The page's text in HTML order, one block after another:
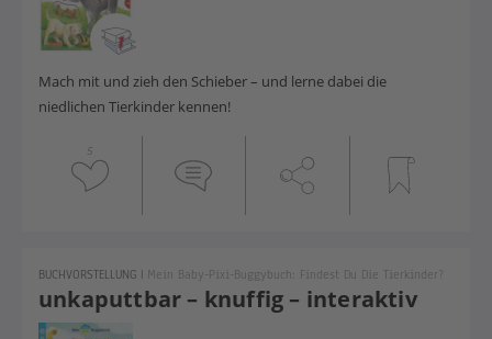
Mach mit und zieh den Schieber – und lerne dabei die
niedlichen Tierkinder kennen!
5
unkaputtbar – knuffig – interaktiv
BUCHVORSTELLUNG | Mein Baby-Pixi-Buggybuch: Findest Du Die Tierkinder?